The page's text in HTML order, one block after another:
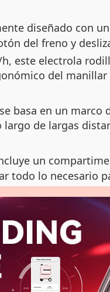
diseñado con
del freno y
este electrola
del
basa en un
de largas
un
todo lo necesario